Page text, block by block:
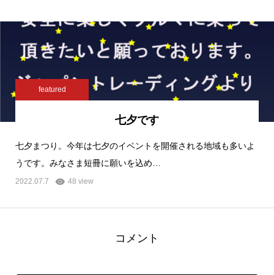
featured
七夕です
七夕まつり。今年は七夕のイベントを開催される地域も多いよ
うです。みなさま短冊に願いを込め…
2022.07.7 48 view
コメント